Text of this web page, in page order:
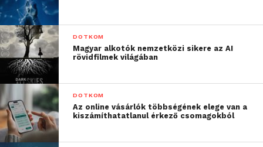
DOTKOM
Magyar alkotók nemzetközi sikere az AI
rövidfilmek világában
DOTKOM
Az online vásárlók többségének elege van a
kiszámíthatatlanul érkező csomagokból